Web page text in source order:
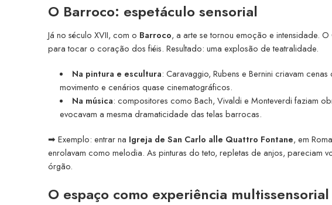
O Barroco: espetáculo sensorial
Já no século XVII, com o Barroco, a arte se tornou emoção e intensidade.
para tocar o coração dos fiéis. Resultado: uma explosão de teatralidade.
Na pintura e escultura: Caravaggio, Rubens e Bernini criavam
movimento e cenários quase cinematográficos.
Na música: compositores como Bach, Vivaldi e Monteverdi faziam
evocavam a mesma dramaticidade das telas barrocas.
➡ Exemplo: entrar na Igreja de San Carlo alle Quattro Fontane, em
enrolavam como melodia. As pinturas do teto, repletas de anjos, pareciam
órgão.
O espaço como experiência multissensorial